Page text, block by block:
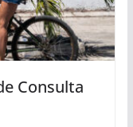
Consulta